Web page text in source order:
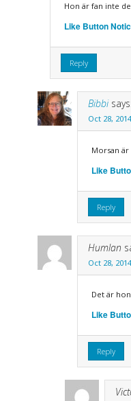
Hon är fan inte
Like Button
Reply
Bibbi
Oct 28,
Morsan
Like
Reply
Humlan
Oct 28,
Det är
Like
Reply